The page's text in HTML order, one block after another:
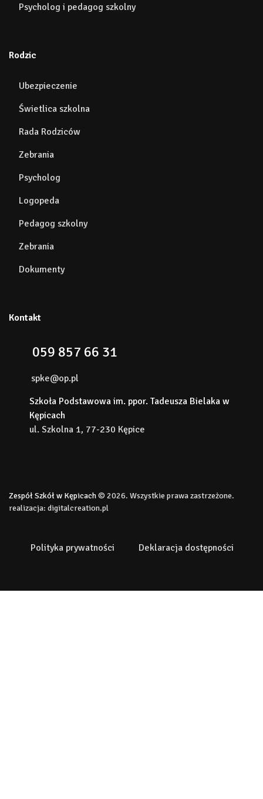
Psycholog i pedagog szkolny
Rodzic
Ubezpieczenie
Świetlica szkolna
Rada Rodziców
Zebrania
Psycholog
Logopeda
Pedagog szkolny
Zebrania
Dokumenty
Kontakt
059 857 66 31
spke@op.pl
Szkoła Podstawowa im. ppor. Tadeusza Bielaka w
Kępicach
ul. Szkolna 1, 77-230 Kępice
Zespół Szkół w Kępicach© 2026. Wszystkie prawa zastrzeżone.
realizacja: digitalcreation.pl
Polityka prywatności Deklaracja dostępności